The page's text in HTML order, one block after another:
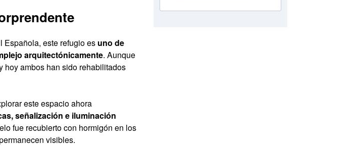
Española, este refugio es uno de
arquitectónicamente. Aunque
hoy ambos han sido rehabilitados
este espacio ahora
señalización e iluminación
fue recubierto con hormigón en los
visibles.